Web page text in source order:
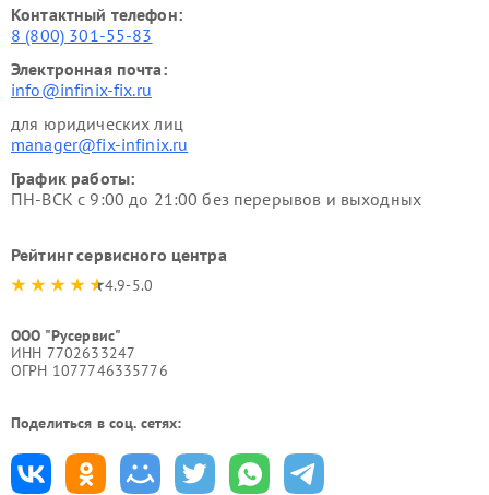
Контактный телефон:
8 (800) 301-55-83
Электронная почта:
info@infinix-fix.ru
для юридических лиц
manager@fix-infinix.ru
График работы:
ПН-ВСК с 9:00 до 21:00 без перерывов и выходных
Рейтинг сервисного центра
4.9-5.0
ООО "Русервис"
ИНН 7702633247
ОГРН 1077746335776
Поделиться в соц. сетях: